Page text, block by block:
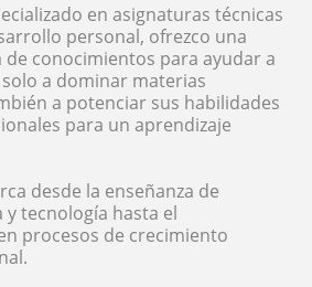
en asignaturas técnicas
personal, ofrezco una
conocimientos para ayudar a
a dominar materias
a potenciar sus habilidades
para un aprendizaje
desde la enseñanza de
y tecnología hasta el
procesos de crecimiento